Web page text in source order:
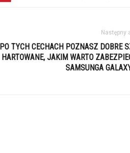
Następny
PO TYCH CECHACH POZNASZ DOBRE
HARTOWANE, JAKIM WARTO
SAMSUNGA